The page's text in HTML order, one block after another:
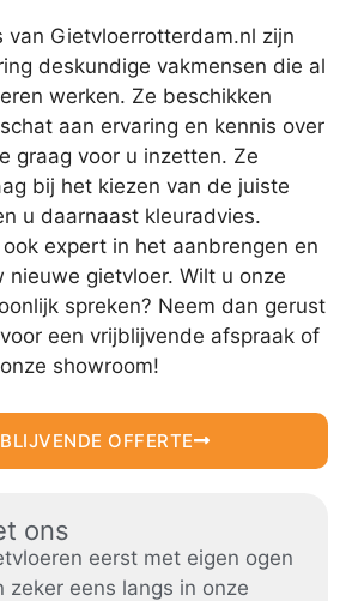
van Gietvloerrotterdam.nl zijn
deskundige vakmensen die al
werken. Ze beschikken
aan ervaring en kennis over
graag voor u inzetten. Ze
bij het kiezen van de juiste
u daarnaast kleuradvies.
expert in het aanbrengen en
nieuwe gietvloer. Wilt u onze
spreken? Neem dan gerust
een vrijblijvende afspraak of
showroom!
OFFERTE
ons
eerst met eigen ogen
zeker eens langs in onze